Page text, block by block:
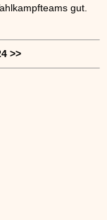
gut.
>>